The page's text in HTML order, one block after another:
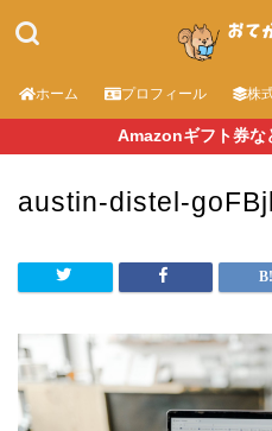
ホーム プロフィール 株
Amazonギフト券な
austin-distel-